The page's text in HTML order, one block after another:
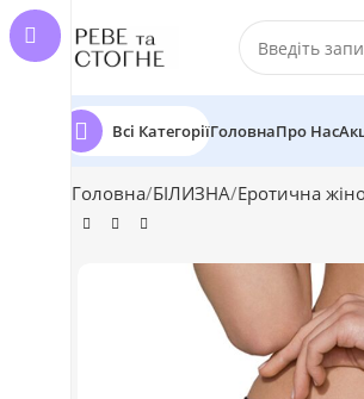
Всі КатегоріїГоловнаПро Нас
Головна БІЛИЗНА Еротична